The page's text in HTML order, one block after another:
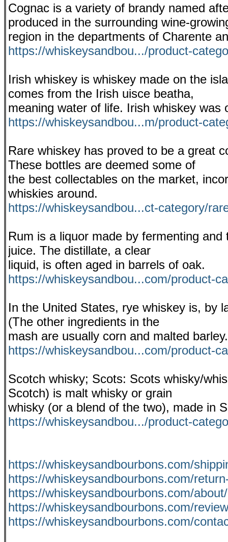
Cognac is a variety of brandy named
produced in the surrounding wine-
region in the departments of Charente
https://whiskeysandbou.../product-
Irish whiskey is whiskey made on the
comes from the Irish uisce beatha,
meaning water of life. Irish whiskey
https://whiskeysandbou...m/product-
Rare whiskey has proved to be a great
These bottles are deemed some of
the best collectables on the market,
whiskies around.
https://whiskeysandbou...ct-category/
Rum is a liquor made by fermenting
juice. The distillate, a clear
liquid, is often aged in barrels of oak.
https://whiskeysandbou...com/product-
In the United States, rye whiskey is, by
(The other ingredients in the
mash are usually corn and malted
https://whiskeysandbou...com/product-
Scotch whisky; Scots: Scots whisky/
Scotch) is malt whisky or grain
whisky (or a blend of the two), made in
https://whiskeysandbou.../product-
https://whiskeysandbourbons.com/
https://whiskeysandbourbons.com/
https://whiskeysandbourbons.com/about/
https://whiskeysandbourbons.com/
https://whiskeysandbourbons.com/